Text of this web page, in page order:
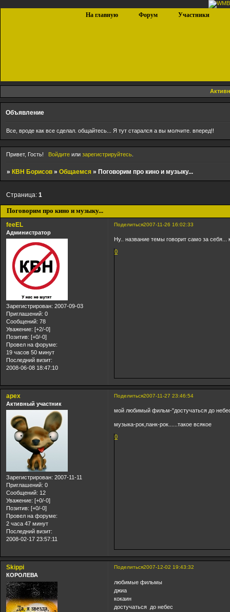
На главную Форум Участники
Объявление
Все, вроде как все сделал. общайтесь... Я тут старался а вы молчите. вперед!!
Привет, Гость! Войдитеили зарегистрируйтесь.
» КВН Борисов »Общаемся » Поговорим про кино и музыку...
Поговорим про кино и музыку...
Страница:1
Поделиться2007-11-26 16:02:33
feeEL
Администратор
Зарегистрирован: 2007-09-03
Приглашений: 0
Сообщений: 78
Уважение: [+2/-0]
Позитив: [+0/-0]
Провел на форуме:
19 часов 50 минут
Последний визит:
2008-06-08 18:47:10
Ну.. название темы говорит само за
0
Поделиться2007-11-27 23:46:54
арех
Активный участник
Зарегистрирован: 2007-11-11
Приглашений: 0
Сообщений: 12
Уважение: [+0/-0]
Позитив: [+0/-0]
Провел на форуме:
2 часа 47 минут
Последний визит:
2008-02-17 23:57:11
мой любимый фильм-"достучаться до
музыка-рок,панк-рок......такое всякое
0
Поделиться2007-12-02 19:43:32
Skippi
КОРОЛЕВА
любимые фильмы
джиа
кокаин
достучаться до небес